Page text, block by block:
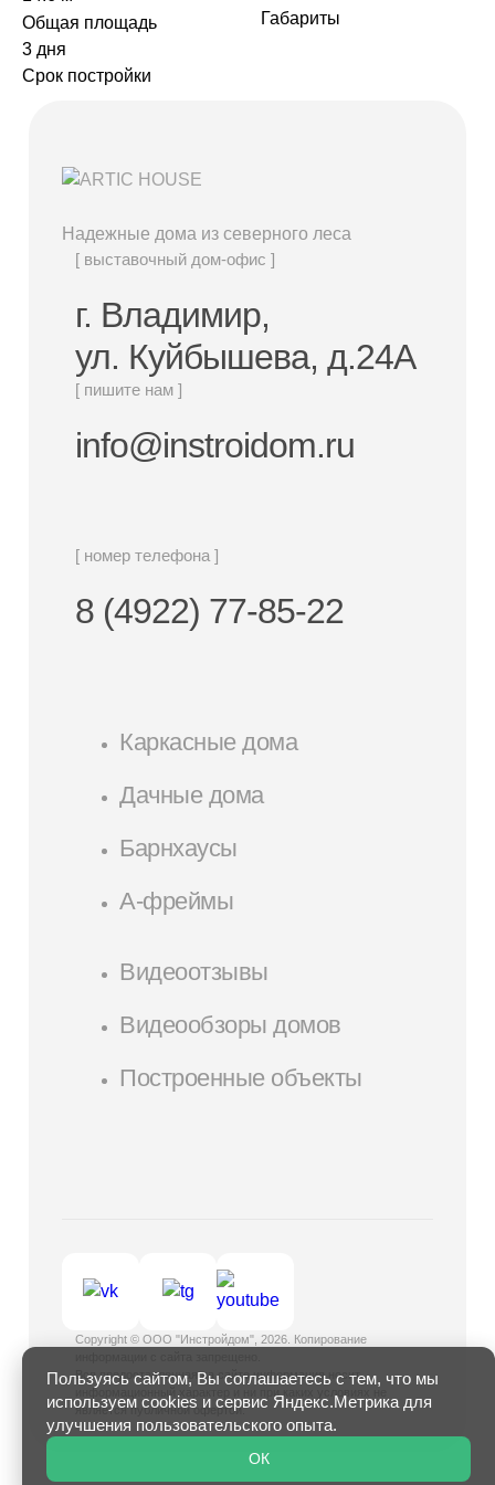
Дачные дома
[ о компании ]
Видеообзоры домов
Контакты
[ выставочный дом-офис ]
г. Владимир,
ул. Куйбышева, д.24А
[ наши соцсети ]
Общая площадь
Габариты
3 дня
Срок постройки
Надежные дома из северного леса
[ выставочный дом-офис ]
г. Владимир,
ул. Куйбышева, д.24А
[ пишите нам ]
info@instroidom.ru
[ номер телефона ]
8 (4922) 77-85-22
Каркасные дома
Дачные дома
Барнхаусы
А-фреймы
Видеоотзывы
Видеообзоры домов
Построенные объекты
Copyright © ООО "Инстройдом", 2026. Копирование
Вся предоставленная на сайте информация носит
информационный характер и ни при каких условиях не
является публичной офертой.
Пользуясь сайтом, Вы соглашаетесь с тем, что мы
используем cookies и сервис Яндекс.Метрика для
улучшения пользовательского опыта.
ОК